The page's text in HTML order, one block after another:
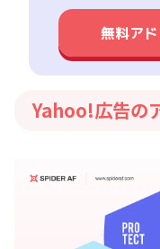
無料ア
Yahoo!広告の